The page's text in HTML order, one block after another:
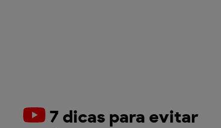
7 dicas para evitar